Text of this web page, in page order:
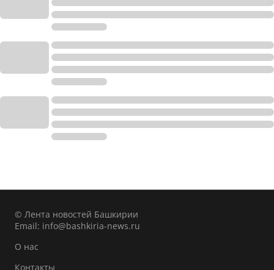
© Лента новостей Башкирии
Email: info@bashkiria-news.ru
О нас
Контакты